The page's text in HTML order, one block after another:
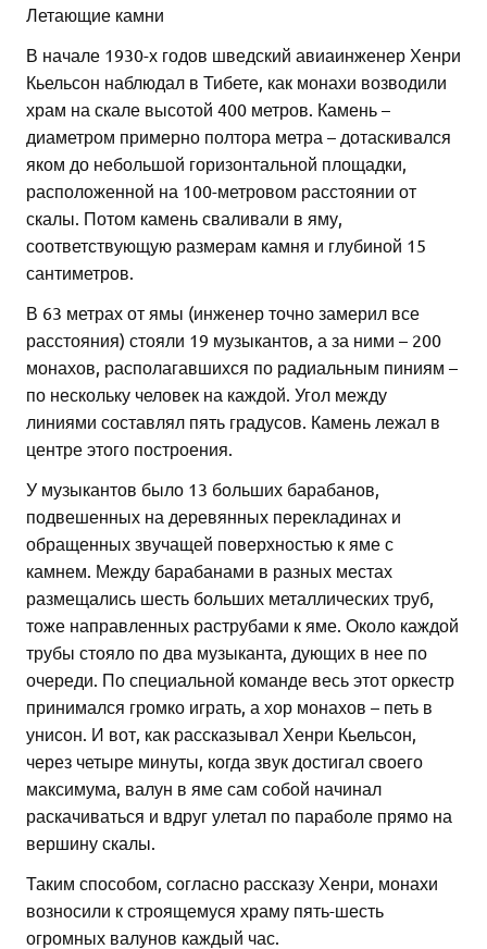
Летающие камни
В начале 1930-х годов шведский авиаинженер Хенри
Кьельсон наблюдал в Тибете, как монахи возводили
храм на скале высотой 400 метров. Камень –
диаметром примерно полтора метра – дотаскивался
яком до небольшой горизонтальной площадки,
расположенной на 100-метровом расстоянии от
скалы. Потом камень сваливали в яму,
соответствующую размерам камня и глубиной 15
сантиметров.
В 63 метрах от ямы (инженер точно замерил все
расстояния) стояли 19 музыкантов, а за ними – 200
монахов, располагавшихся по радиальным пиниям –
по нескольку человек на каждой. Угол между
линиями составлял пять градусов. Камень лежал в
центре этого построения.
У музыкантов было 13 больших барабанов,
подвешенных на деревянных перекладинах и
обращенных звучащей поверхностью к яме с
камнем. Между барабанами в разных местах
размещались шесть больших металлических труб,
тоже направленных раструбами к яме. Около каждой
трубы стояло по два музыканта, дующих в нее по
очереди. По специальной команде весь этот оркестр
принимался громко играть, а хор монахов – петь в
унисон. И вот, как рассказывал Хенри Кьельсон,
через четыре минуты, когда звук достигал своего
максимума, валун в яме сам собой начинал
раскачиваться и вдруг улетал по параболе прямо на
вершину скалы.
Таким способом, согласно рассказу Хенри, монахи
возносили к строящемуся храму пять-шесть
огромных валунов каждый час.